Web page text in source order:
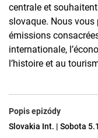
centrale et
slovaque. Nous
émissions
internationale,
l’histoire et au
Popis epizódy
Slovakia Int. | Sobota